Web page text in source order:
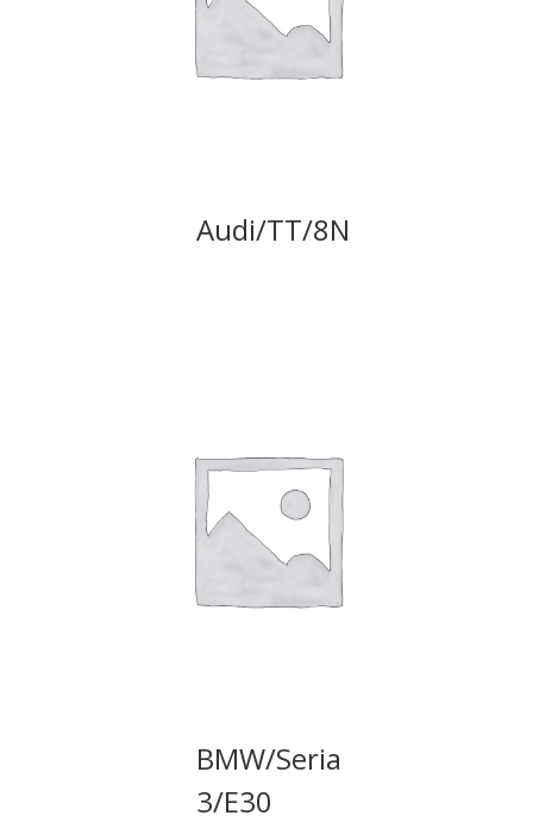
Audi/TT/8N
BMW/Seria
3/E30